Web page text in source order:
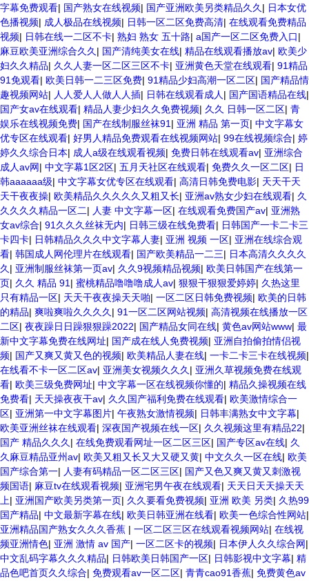
字幕免费观看| 国产熟女在线视频| 国产亚洲欧美另类精品久久 | 日本女优
色播视频| 成人极品在线视频| 日韩一区二区免费高清| 在线观看免费精品
视频| 日韩在线一二区不卡| 熟妇 熟女 五十路| a国产一区二区免费入口|
麻豆欧美亚洲综合久久 | 国产清纯美女在线| 精品在线观看播放av| 欧美少
妇久久精品| 久久人妻一区二区三区不卡| 亚洲黄色天堂在线观看| 91精品
91免观看| 欧美日韩一二三区免费| 91精品少妇高潮一区二区| 国产精品情
趣视频网站| 人人爱人人做人人插| 日韩在线观看成人 | 国产国语精品在线|
国产女av在线观看| 精品人妻少妇久久免费视频| 久久 日韩一区二区| 青
娱乐在线视频免费| 国产在线制服丝袜91 | 亚洲 精品 第一页| 中文字幕女
优专区在线观看| 好男人精品免费观看在线视频网站| 99在线视频综合| 婷
婷久久综合日本| 成人a级在线观看视频| 免费日韩在线观看av| 亚洲综合
成人av网| 中文字幕1区2区| 五月天社区在线观看| 免费久久一区二区| 日
韩aaaaaa级| 中文字幕女优专区在线观看| 高清日韩免费电影| 天天干天
天干夜夜操| 欧美精品久久久久久又粗又长| 亚洲av熟女少妇在线观看| 久
久久久久精品一区二| 人妻 中文字幕一区| 在线观看免费国产av| 亚洲熟
女av综合| 91久久久丝袜无内| 日韩三级在线免费看| 日韩国产一卡二卡三
卡四卡| 日韩精品久久久中文字幕人妻| 亚洲 视频 一区| 亚洲在线综合观
看| 韩国成人网伦理片在线观看| 国产欧美精品一二三| 日本高清久久久久
久 | 亚洲制服丝袜第一页av| 久久9视频精品视频| 欧美日韩国产在线第一
页| 久久 精品 91 | 蜜桃精品噜噜噜成人av| 狠狠干狠狠爱婷婷| 久热这里
只有精品一区| 天天干夜夜操天天啪| 一区二区日韩免费视频| 欧美的日韩
的精品| 爽啦爽啦久久久久 | 91一区二区网站视频| 高清视频在线播放一区
二区| 夜夜躁日日躁狠狠躁2022| 国产精品女同在线| 黄色av网站www| 最
新中文字幕免费在线网址| 国产成在线人免费视频| 亚洲自拍偷拍情侣视
频| 国产又爽又黄又色的视频| 欧美精品人妻在线| 一卡二卡三卡在线视频|
在线看不卡一区二区av| 亚洲美女视频久久久 | 亚洲久草视频免费在线观
看| 欧美三级免费网址| 中文字幕一区在线视频你懂的| 精品久操视频在线
免费看| 天天操夜夜干av| 久久国产福利免费在线观看| 欧美激情综合一
区| 亚洲第一中文字幕图片| 午夜熟女激情视频| 日韩丰满熟女中文字幕|
欧美亚洲丝袜在线观看| 深夜国产视频在线一区| 久久视频这里有精品22|
国产 精品久久久 | 在线免费观看网址一区二区三区| 国产专区av在线| 久
久麻豆精品亚州av| 欧美又粗又长又大又硬又黄| 中文久久一区在线| 欧美
国产综合第一| 人妻有码精品一区二区三区| 国产又色又爽又黄又刺激视
频国语| 麻豆tv在线观看视频| 亚洲宅男午夜在线观看| 天天日天天操天天
上| 亚洲国产欧美另类第一页| 久久要看免费视频| 亚洲 欧美 另类| 久热99
国产精品| 中文最新字幕在线| 欧美日韩亚洲在线看| 欧美一色综合性网站|
亚洲精品国产熟女久久久香蕉 | 一区二区三区在线观看视频网站| 在线视
频亚洲情色| 亚洲 激情 av 国产| 一区二区卡的视频| 日本伊人久久综合网|
中文乱码字幕久久久精品| 日韩欧美日韩国产一区| 日韩影视中文字幕| 精
品色吧首页久久综合| 免费观看av一区二区| 青青cao91香蕉| 免费黄色av